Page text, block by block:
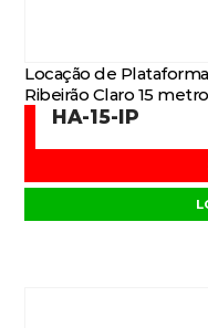
Locação de
Ribeirão Claro 15
HA-15-IP